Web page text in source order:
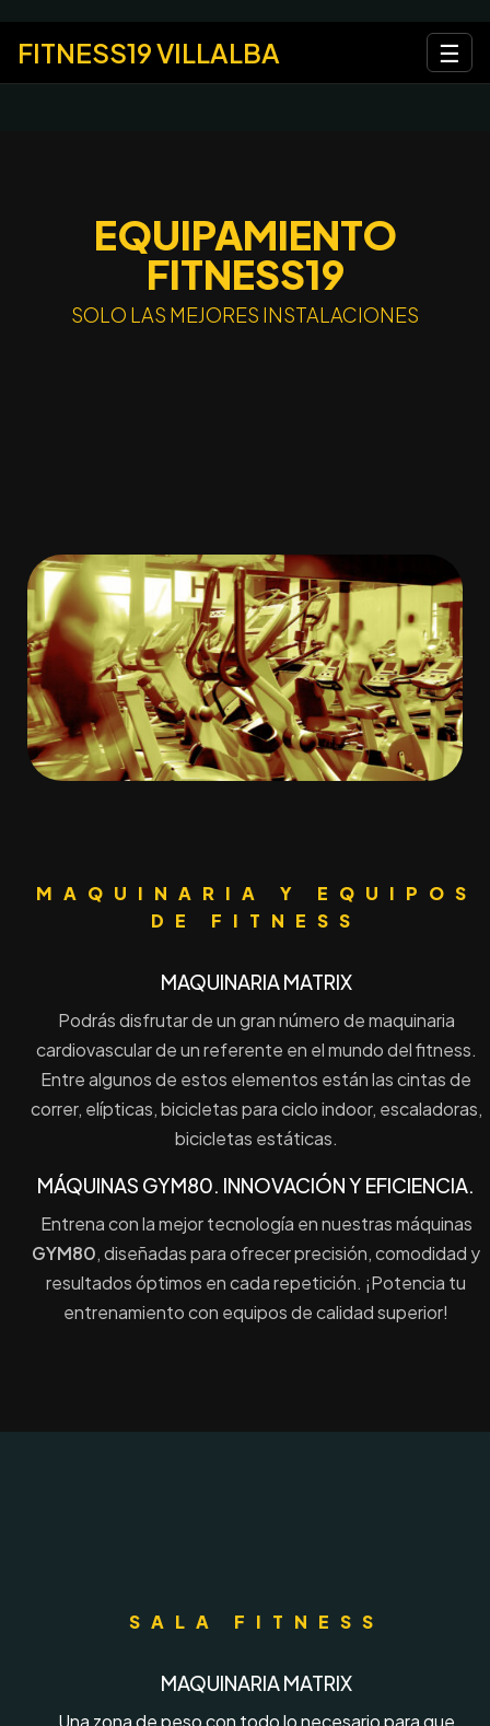
FITNESS19 VILLALBA ☰
EQUIPAMIENTO
FITNESS19
SOLO LAS MEJORES INSTALACIONES
MAQUINARIA Y EQUIPOS
DE FITNESS
MAQUINARIA MATRIX
Podrás disfrutar de un gran número de maquinaria
cardiovascular de un referente en el mundo del fitness.
Entre algunos de estos elementos están las cintas de
correr, elípticas, bicicletas para ciclo indoor, escaladoras,
bicicletas estáticas.
MÁQUINAS GYM80. INNOVACIÓN Y EFICIENCIA.
Entrena con la mejor tecnología en nuestras máquinas
GYM80, diseñadas para ofrecer precisión, comodidad y
resultados óptimos en cada repetición. ¡Potencia tu
entrenamiento con equipos de calidad superior!
SALA FITNESS
MAQUINARIA MATRIX
Una zona de peso con todo lo necesario para que